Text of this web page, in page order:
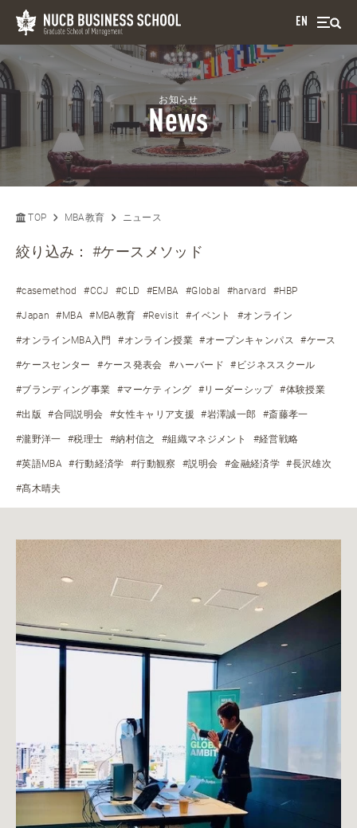
EN
お知らせ
News
TOP MBA教育 ニュース
絞り込み：#ケースメソッド
#casemethod #CCJ #CLD #EMBA #Global #harvard #HBP
#Japan #MBA #MBA教育 #Revisit #イベント #オンライン
#オンラインMBA入門 #オンライン授業 #オープンキャンパス #ケース
#ケースセンター #ケース発表会 #ハーバード #ビジネススクール
#ブランディング事業 #マーケティング #リーダーシップ #体験授業
#出版 #合同説明会 #女性キャリア支援 #岩澤誠一郎 #斎藤孝一
#瀧野洋一 #税理士 #納村信之 #組織マネジメント #経営戦略
#英語MBA #行動経済学 #行動観察 #説明会 #金融経済学 #長沢雄次
#髙木晴夫